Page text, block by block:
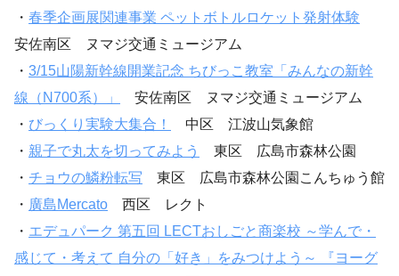
・ 春季企画展関連事業 ペットボトルロケット発射体験
安佐南区 ヌマジ交通ミュージアム
・ 3/15山陽新幹線開業記念 ちびっこ教室「みんなの新幹
線（N700系）」
安佐南区 ヌマジ交通ミュージアム
・ びっくり実験大集合！
中区 江波山気象館
・ 親子で丸太を切ってみよう
東区 広島市森林公園
・ チョウの鱗粉転写 東区 広島市森林公園こんちゅう館
・ 廣島Mercato 西区 レクト
・ エデュパーク 第五回 LECTおしごと商楽校 ～学んで・
感じて・考えて 自分の「好き」をみつけよう～ 『ヨーグ